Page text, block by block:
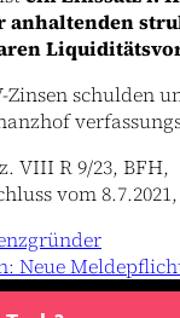
anhaltenden
schulden
VIII R 9/23, BFH,
vom
Neue